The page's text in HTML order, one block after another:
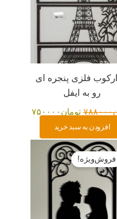
فلزی پنجره ای
رو به ایفل
۷۸۸۰۰۰ تومان ۷۵۰۰۰۰
افزودن به سبد خرید
فروش‌ویژه!
قیمت
اصلی:
تومان۳۲۰۰۰۰
بود.